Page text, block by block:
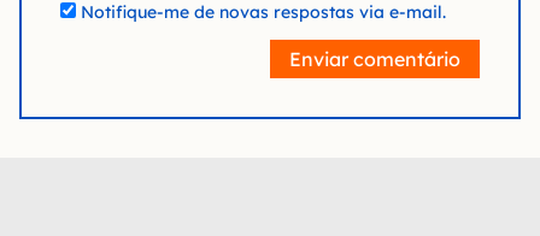
Notifique-me de novas respostas via e-mail.
Enviar comentário